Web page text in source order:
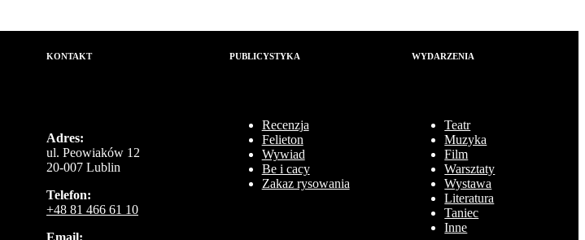
KONTAKT
Adres:
ul. Peowiaków 12
20-007 Lublin
Telefon:
+48 81 466 61 10
PUBLICYSTYKA
Recenzja
Felieton
Wywiad
Be i cacy
Zakaz rysowania
WYDARZENIA
Teatr
Muzyka
Film
Warsztaty
Wystawa
Literatura
Taniec
Inne